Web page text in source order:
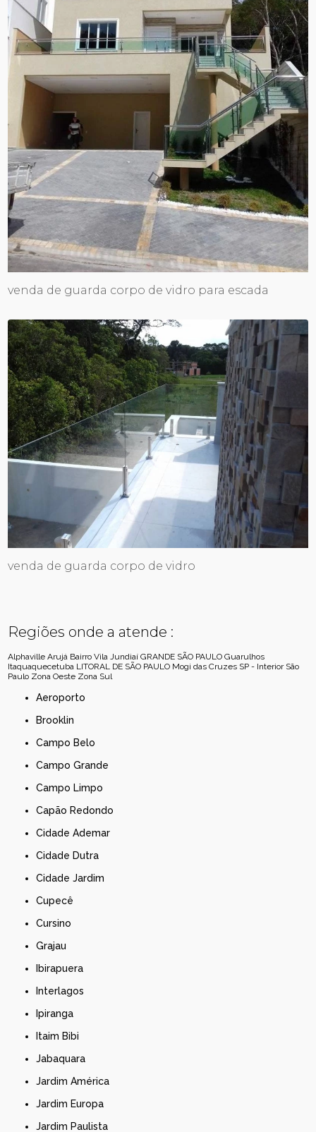
venda de guarda corpo de vidro para escada
venda de guarda corpo de vidro
Regiões onde a atende :
Alphaville Arujá Bairro Vila Jundiaí GRANDE SÃO PAULO Guarulhos
Itaquaquecetuba LITORAL DE SÃO PAULO Mogi das Cruzes SP - Interior São
Paulo Zona Oeste Zona Sul
Aeroporto
Brooklin
Campo Belo
Campo Grande
Campo Limpo
Capão Redondo
Cidade Ademar
Cidade Dutra
Cidade Jardim
Cupecê
Cursino
Grajau
Ibirapuera
Interlagos
Ipiranga
Itaim Bibi
Jabaquara
Jardim América
Jardim Europa
Jardim Paulista